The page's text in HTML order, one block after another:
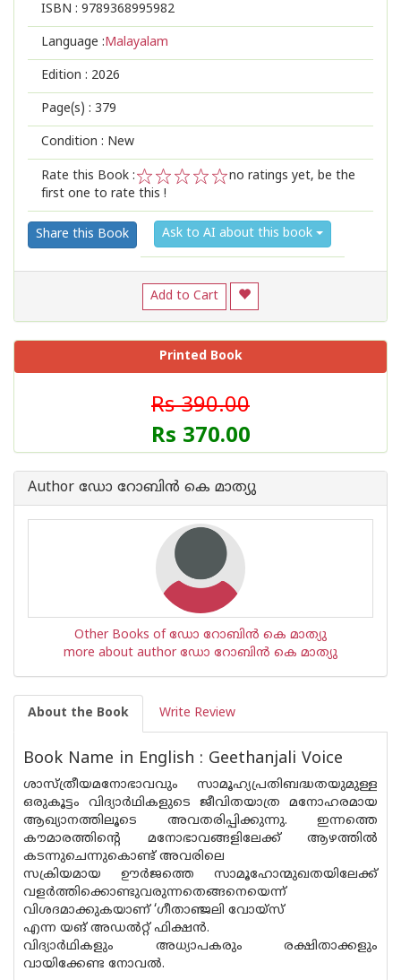
ISBN : 9789368995982
Language :Malayalam
Edition : 2026
Page(s) : 379
Condition : New
Rate this Book :
2
1
no ratings yet, be the
first one to rate this !
Share this Book Ask to AI about this book
Add to Cart
Printed Book
Rs 390.00
Rs 370.00
Author ഡോ റോബിന്‍ കെ മാത്യു
Other Books of ഡോ റോബിന്‍ കെ മാത്യു
more about author ഡോ റോബിന്‍ കെ മാത്യു
About the Book Write Review
Book Name in English : Geethanjali Voice
ശാസ്ത്രീയമനോഭാവവും സാമൂഹ്യപ്രതിബദ്ധതയുമുള്ള
ഒരുകൂട്ടം വിദ്യാർഥികളുടെ ജീവിതയാത്ര മനോഹരമായ
ആഖ്യാനത്തിലൂടെ അവതരിപ്പിക്കുന്നു. ഇന്നത്തെ
കൗമാരത്തിന്റെ മനോഭാവങ്ങളിലേക്ക് ആഴത്തിൽ
കടന്നുചെന്നുകൊണ്ട് അവരിലെ
സക്രിയമായ ഊർജത്തെ സാമൂഹോന്മുഖതയിലേക്ക്
വളർത്തിക്കൊണ്ടുവരുന്നതെങ്ങനെയെന്ന്
വിശദമാക്കുകയാണ് ‘ഗീതാഞ്ജലി വോയ്സ്
എന്ന യങ് അഡൽറ്റ് ഫിക്ഷൻ.
വിദ്യാർഥികളും അധ്യാപകരും രക്ഷിതാക്കളും
വായിക്കേണ്ട നോവൽ.